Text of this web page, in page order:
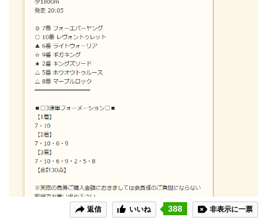
返信 いいね 388 非表示に一票